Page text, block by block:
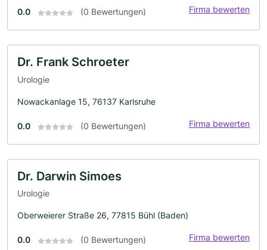
0.0 (0 Bewertungen) Firma bewerten
Dr. Frank Schroeter
Urologie
Nowackanlage 15, 76137 Karlsruhe
0.0 (0 Bewertungen) Firma bewerten
Dr. Darwin Simoes
Urologie
Oberweierer Straße 26, 77815 Bühl (Baden)
0.0 (0 Bewertungen) Firma bewerten